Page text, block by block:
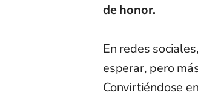
de honor.
En redes
esperar, pero
Convirtiéndose